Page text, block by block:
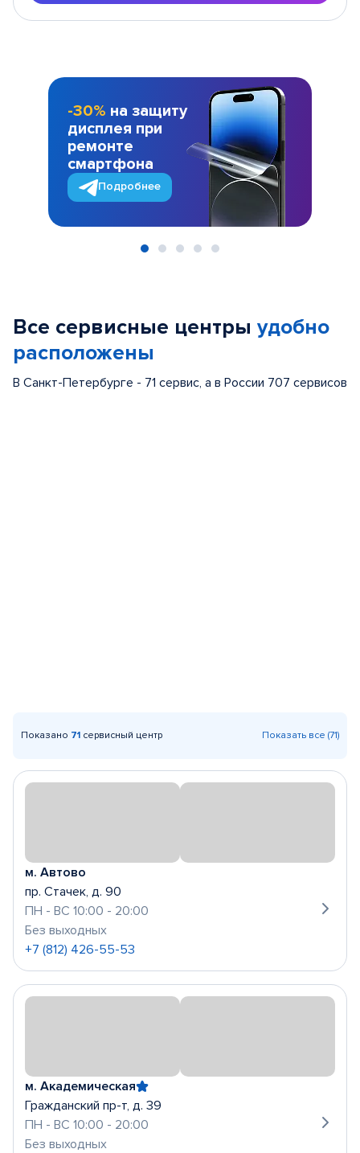
-30% на защиту
дисплея при
ремонте
смартфона
Подробнее
Все сервисные центры удобно
расположены
В Санкт-Петербурге - 71 сервис, а в России 707 сервисов
Показано 71 сервисный центр Показать все (71)
м. Автово
пр. Стачек, д. 90
ПН - ВС 10:00 - 20:00
Без выходных
+7 (812) 426-55-53
м. Академическая
Гражданский пр-т, д. 39
ПН - ВС 10:00 - 20:00
Без выходных